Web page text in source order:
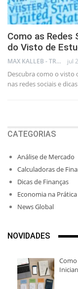
Como as Redes
do Visto de
MAX KALLEB - TRADER jul
Descubra como o
nas redes sociais e
CATEGORIAS
Análise de Mercado
Calculadoras de
Dicas de Finanças
Economia na Prática
News Global
NOVIDADES
Como